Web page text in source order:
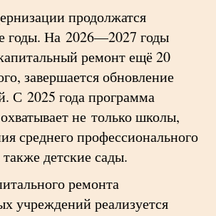
продолжатся
годы. На 2026—2027 годы
ремонт ещё 20
завершается обновление
С 2025 года программа
не только школы,
среднего профессионального
детские сады.
ремонта
учреждений реализуется